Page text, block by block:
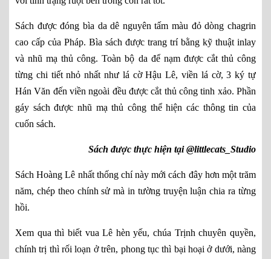
Sách được đóng bìa da dê nguyên tấm màu đỏ dòng chagrin
cao cấp của Pháp. Bìa sách được trang trí bằng kỹ thuật inlay
và nhũ mạ thủ công. Toàn bộ da để nạm được cắt thủ công
từng chi tiết nhỏ nhất như lá cờ Hậu Lê, viền lá cờ, 3 ký tự
Hán Văn đến viền ngoài đều được cắt thủ công tinh xảo. Phần
gáy sách được nhũ mạ thủ công thể hiện các thông tin của
cuốn sách.
Sách được thực hiện tại @littlecats_Studio
Sách Hoàng Lê nhất thống chí này mới cách đây hơn một trăm
năm, chép theo chính sử mà in tường truyện luận chia ra từng
hồi.
Xem qua thì biết vua Lê hèn yếu, chúa Trịnh chuyên quyền,
chính trị thì rối loạn ở trên, phong tục thì bại hoại ở dưới, nàng